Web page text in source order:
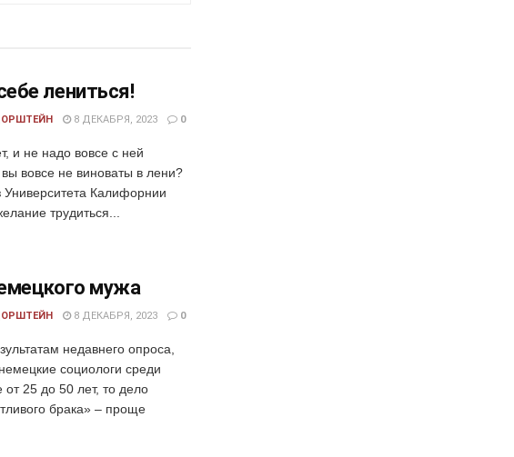
лениться!
8 ДЕКАБРЯ, 2023 0
и не надо вовсе с ней
вовсе не виноваты в лени?
Университета Калифорнии
трудиться...
мужа
8 ДЕКАБРЯ, 2023 0
недавнего опроса,
социологи среди
от 25 до 50 лет, то дело
брака» – проще